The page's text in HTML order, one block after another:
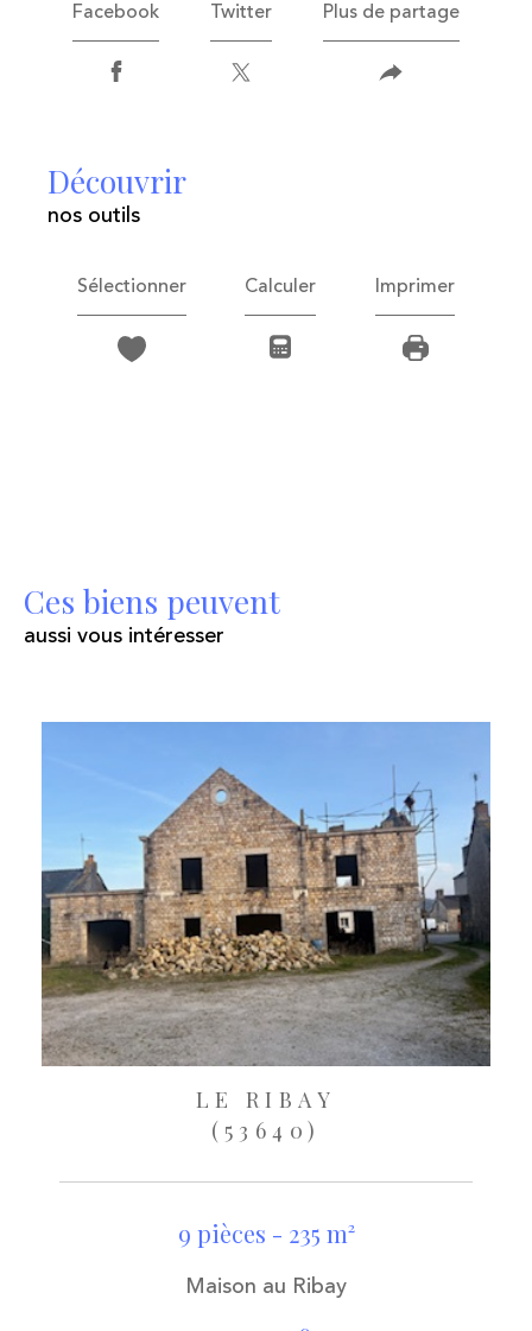
Facebook Twitter Plus de partage
découvrir
nos outils
Sélectionner Calculer Imprimer
Ces biens peuvent
aussi vous intéresser
LE RIBAY
(53640)
9 pièces - 235 m²
Maison au Ribay